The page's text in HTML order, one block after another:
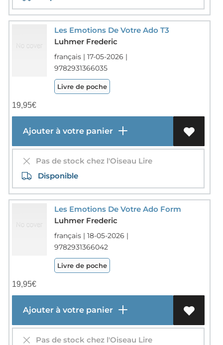
Les Emotions De Votre Ado T3
Luhmer Frederic
français | 17-05-2026 |
9782931366035
Livre de poche
19,95€
Ajouter à votre panier
Pas de stock chez l'Oiseau Lire
Disponible
Les Emotions De Votre Ado Form
Luhmer Frederic
français | 18-05-2026 |
9782931366042
Livre de poche
19,95€
Ajouter à votre panier
Pas de stock chez l'Oiseau Lire